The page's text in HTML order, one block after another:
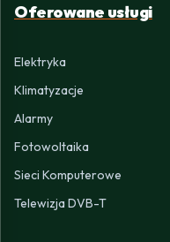
Oferowane usługi
Elektryka
Klimatyzacje
Alarmy
Fotowoltaika
Sieci Komputerowe
Telewizja DVB-T